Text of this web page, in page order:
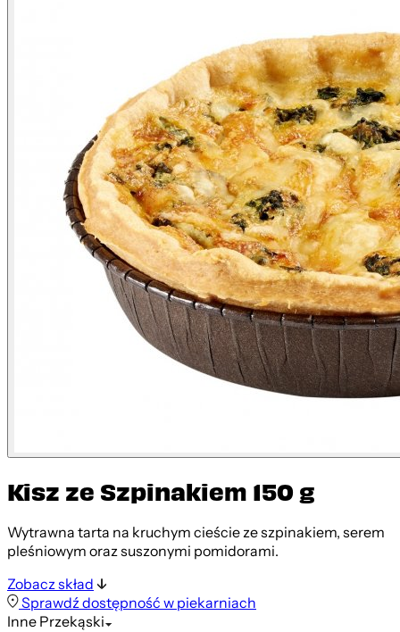
Kisz ze Szpinakiem 150 g
Wytrawna tarta na kruchym cieście ze szpinakiem, serem
pleśniowym oraz suszonymi pomidorami.
Zobacz skład
Sprawdź dostępność w piekarniach
InnePrzekąski